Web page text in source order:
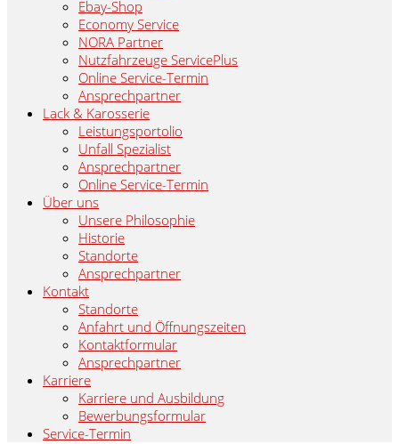
Ebay-Shop
Economy Service
NORA Partner
Nutzfahrzeuge ServicePlus
Online Service-Termin
Ansprechpartner
Lack & Karosserie
Leistungsportolio
Unfall Spezialist
Ansprechpartner
Online Service-Termin
Über uns
Unsere Philosophie
Historie
Standorte
Ansprechpartner
Kontakt
Standorte
Anfahrt und Öffnungszeiten
Kontaktformular
Ansprechpartner
Karriere
Karriere und Ausbildung
Bewerbungsformular
Service-Termin